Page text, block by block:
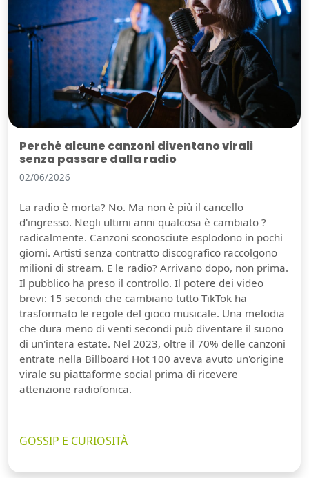
Perché alcune canzoni diventano virali
senza passare dalla radio
02/06/2026
La radio è morta? No. Ma non è più il cancello
d'ingresso. Negli ultimi anni qualcosa è cambiato ?
radicalmente. Canzoni sconosciute esplodono in pochi
giorni. Artisti senza contratto discografico raccolgono
milioni di stream. E le radio? Arrivano dopo, non prima.
Il pubblico ha preso il controllo. Il potere dei video
brevi: 15 secondi che cambiano tutto TikTok ha
trasformato le regole del gioco musicale. Una melodia
che dura meno di venti secondi può diventare il suono
di un'intera estate. Nel 2023, oltre il 70% delle canzoni
entrate nella Billboard Hot 100 aveva avuto un'origine
virale su piattaforme social prima di ricevere
attenzione radiofonica.
GOSSIP E CURIOSITÀ